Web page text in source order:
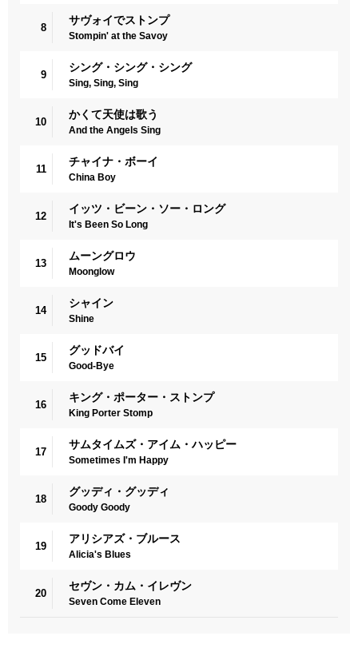
8
サヴォイでストンプ
Stompin' at the Savoy
9
シング・シング・シング
Sing, Sing, Sing
10
かくて天使は歌う
And the Angels Sing
11
チャイナ・ボーイ
China Boy
12
イッツ・ビーン・ソー・ロング
It's Been So Long
13
ムーングロウ
Moonglow
14
シャイン
Shine
15
グッドバイ
Good-Bye
16
キング・ポーター・ストンプ
King Porter Stomp
17
サムタイムズ・アイム・ハッピー
Sometimes I'm Happy
18
グッディ・グッディ
Goody Goody
19
アリシアズ・ブルース
Alicia's Blues
20
セヴン・カム・イレヴン
Seven Come Eleven